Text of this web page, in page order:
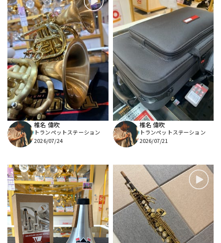
椎名 偉吹
トランペットステーション
2026/07/24
椎名 偉吹
トランペットステーション
2026/07/21